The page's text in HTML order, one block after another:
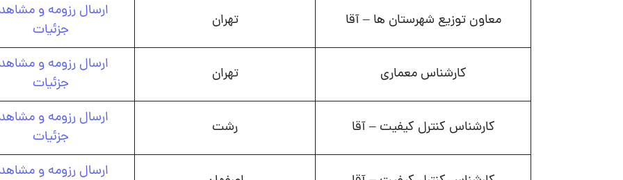
معاون توزیع شهرستان ها – آقا تهران
ارسال رزومه و
جزئیات
کارشناس معماری تهران
ارسال رزومه و
جزئیات
کارشناس کنترل کیفیت – آقا رشت
ارسال رزومه و
جزئیات
ارسال رزومه و